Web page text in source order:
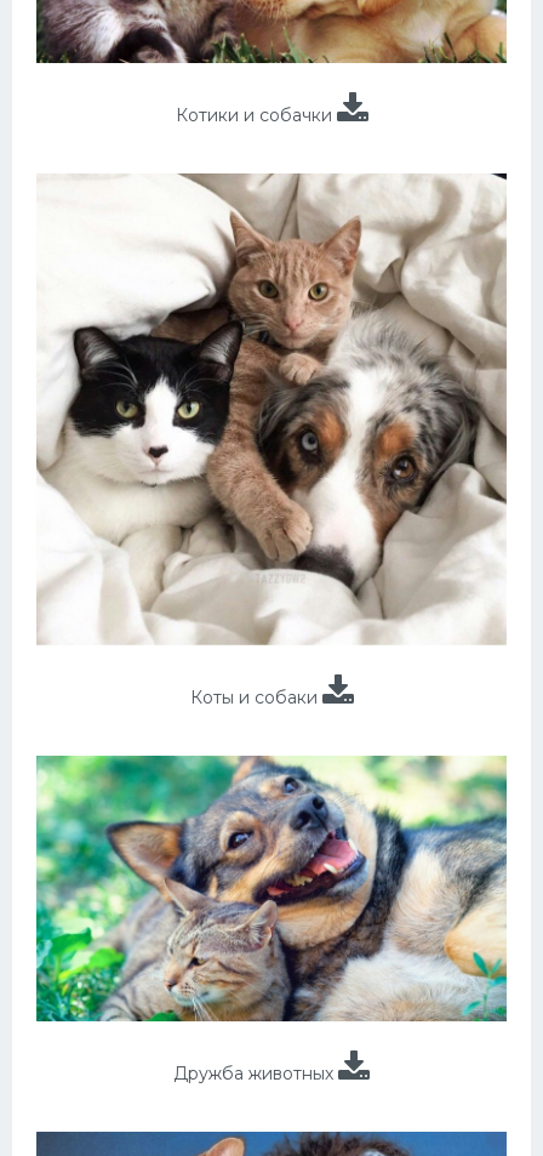
Котики и собачки
Коты и собаки
Дружба животных